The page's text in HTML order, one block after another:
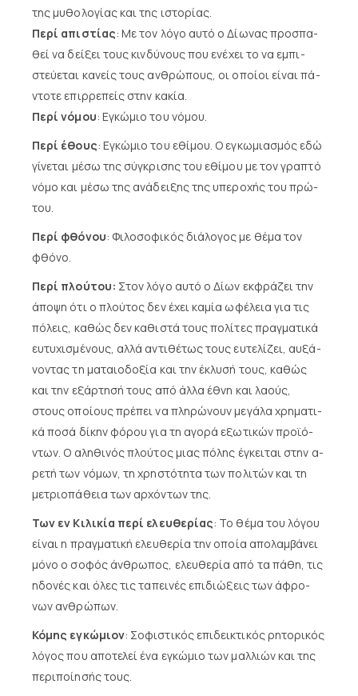
της μυ­θο­λο­γί­ας και της ι­στο­ρί­ας.
Περί απιστίας: Με τον λό­γο αυ­τό ο Δί­ω­νας προ­σπα­
θεί να δεί­ξει τους κιν­δύ­νους που ε­νέ­χει το να ε­μπι­
στεύ­ε­ται κα­νείς τους αν­θρώ­πους, οι ο­ποί­οι εί­ναι πά­
ντο­τε ε­πιρ­ρε­πείς στην κα­κί­α.
Περί νόμου: Εγκώμιο του νόμου.
Περί έθους: Εγκώμιο του εθίμου. Ο ε­γκω­μια­σμός ε­δώ
γίνεται μέ­σω της σύ­γκρι­σης του ε­θί­μου με τον γρα­πτό
νό­μο και μέ­σω της α­νά­δει­ξης της υ­πε­ρο­χής του πρώ­
του.
Περί φθόνου: Φιλοσοφικός διάλογος με θέμα τον
φθόνο.
Περί πλούτου: Στον λό­γο αυ­τό ο Δί­ων εκ­φρά­ζει την
ά­πο­ψη ό­τι ο πλού­τος δεν έ­χει κα­μί­α ω­φέ­λεια για τις
πό­λεις, κα­θώς δεν κα­θι­στά τους πο­λί­τες πραγ­μα­τι­κά
ευ­τυ­χι­σμέ­νους, αλ­λά α­ντι­θέ­τως τους ευ­τε­λί­ζει, αυ­ξά­
νο­ντας τη μα­ταιο­δο­ξί­α και την έ­κλυ­σή τους, κα­θώς
και την ε­ξάρ­τη­σή τους α­πό άλ­λα έ­θνη και λα­ούς,
στους ο­ποί­ους πρέ­πει να πλη­ρώ­νουν με­γά­λα χρη­μα­τι­
κά πο­σά δί­κην φό­ρου για τη α­γο­ρά ε­ξω­τι­κών προ­ϊ­ό­
ντων. Ο α­λη­θι­νός πλούτος μιας πό­λης έ­γκει­ται στην α­
ρε­τή των νό­μων, τη χρη­στό­τη­τα των πο­λι­τών και τη
με­τριο­πά­θεια των αρ­χό­ντων της.
Των εν Κιλικία περί ελευθερίας: Το θέ­μα του λό­γου
εί­ναι η πραγ­μα­τι­κή ε­λευ­θε­ρί­α την ο­ποί­α α­πο­λαμ­βά­νει
μό­νο ο σο­φός άν­θρω­πος, ε­λευ­θε­ρί­α α­πό τα πά­θη, τις
η­δο­νές και ό­λες τις τα­πει­νές ε­πι­διώ­ξεις των ά­φρο­
νων ανθρώ­πων.
Κόμης εγκώμιον: Σοφιστικός επιδεικτικός ρητορικός
λόγος που αποτελεί ένα ε­γκώ­μιο των μαλ­λιών και της
πε­ρι­ποί­η­σής τους.